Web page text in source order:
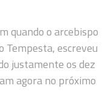
quando o arcebispo
Tempesta, escreveu
justamente os dez
agora no próximo